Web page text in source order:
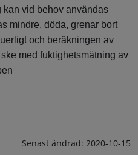
kan vid behov användas
mindre, döda, grenar bort
och beräkningen av
med fuktighetsmätning av
Senast ändrad: 2020-10-15